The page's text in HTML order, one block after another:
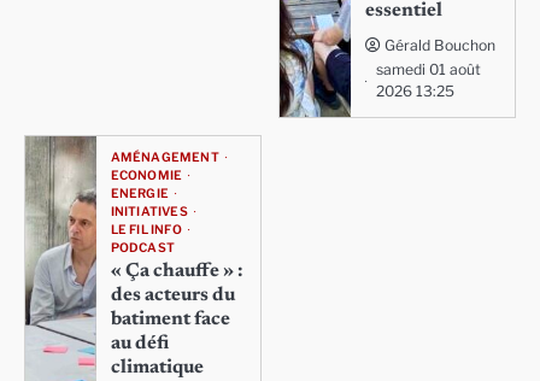
essentiel
Gérald Bouchon
samedi 01 août
2026 13:25
AMÉNAGEMENT
ECONOMIE
ENERGIE
INITIATIVES
LE FIL INFO
PODCAST
« Ça chauffe » :
des acteurs du
batiment face
au défi
climatique